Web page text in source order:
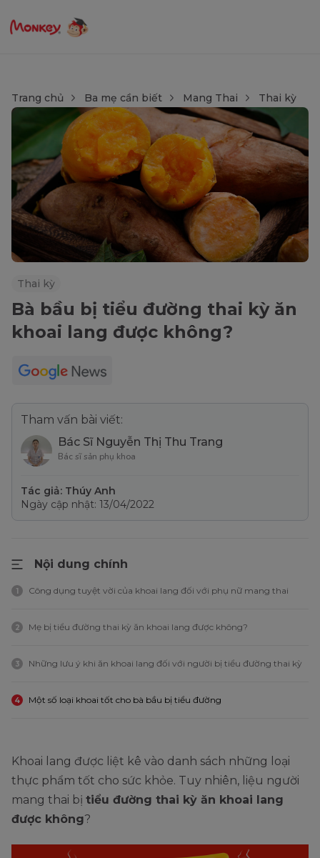
Trang chủ Ba mẹ cần biết Mang Thai Thai kỳ
Thai kỳ
Bà bầu bị tiểu đường thai kỳ ăn
khoai lang được không?
Tham vấn bài viết:
Bác Sĩ Nguyễn Thị Thu Trang
Bác sĩ sản phụ khoa
Tác giả: Thúy Anh
Ngày cập nhật: 13/04/2022
Nội dung chính
1 Công dụng tuyệt vời của khoai lang đối với phụ nữ mang thai
2 Mẹ bị tiểu đường thai kỳ ăn khoai lang được không?
3 Những lưu ý khi ăn khoai lang đối với người bị tiểu đường thai kỳ
4 Một số loại khoai tốt cho bà bầu bị tiểu đường
Khoai lang được liệt kê vào danh sách những loại
thực phẩm tốt cho sức khỏe. Tuy nhiên, liệu người
mang thai bị tiểu đường thai kỳ ăn khoai lang
được không?